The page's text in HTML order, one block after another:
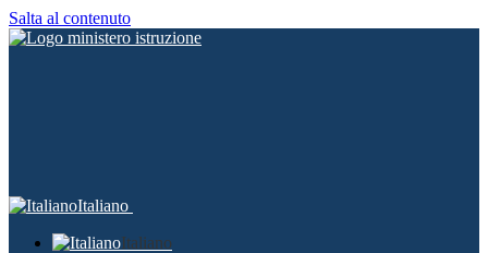
Salta al contenuto
Italiano
Italiano